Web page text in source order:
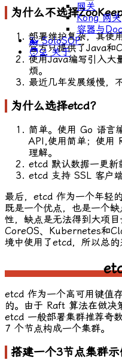
网关
Kong 网关
容器与
🐳 SoloSOP
🧑‍💻 关于
为什么不选择
部署维护复杂，其使
官方只提供了Java和C
使用Java编写引入大
烦。
最近几年发展缓慢，
为什么选择etcd？
简单。使用 Go 语言
API,使用简单；使用
理解。
etcd 默认数据一更新
etcd 支持 SSL 客户端
最后，etcd 作为一个年轻
既是一个优点，也是一个
性，缺点是无法得到大项
CoreOS、 Kubernetes和
境中使用了etcd，所以总的
etcd 作为一个高可用键值
的。由于 Raft 算法在做决
etcd 一般部署集群推荐奇
7 个节点构成一个集群。
搭建一个3节点集群示